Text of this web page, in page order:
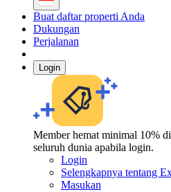
Buat daftar properti Anda
Dukungan
Perjalanan
Login
Member hemat minimal 10%
seluruh dunia apabila login.
Login
Selengkapnya tentang
Masukan